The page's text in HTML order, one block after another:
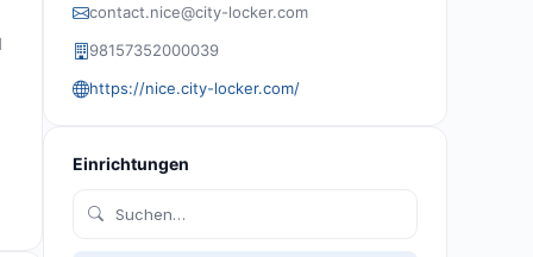
contact.nice@city-locker.com
98157352000039
https://nice.city-locker.com/
Einrichtungen